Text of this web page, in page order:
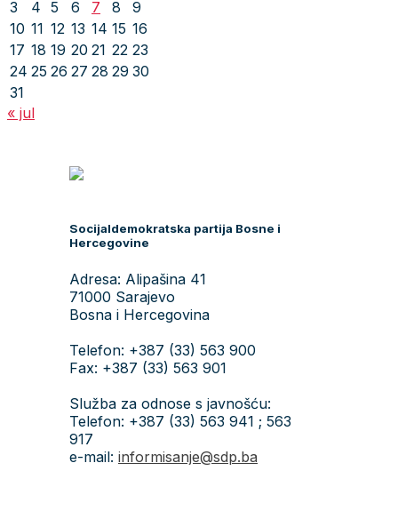
3
4 5 6 7 8
9
10 11 12 13 14 15 16
17 18 19 20 21 22 23
24 25 26 27 28 29 30
31
« jul
Socijaldemokratska partija Bosne i
Hercegovine
Adresa: Alipašina 41
71000 Sarajevo
Bosna i Hercegovina
Telefon: +387 (33) 563 900
Fax: +387 (33) 563 901
Služba za odnose s javnošću:
Telefon: +387 (33) 563 941 ; 563
917
e-mail: informisanje@sdp.ba